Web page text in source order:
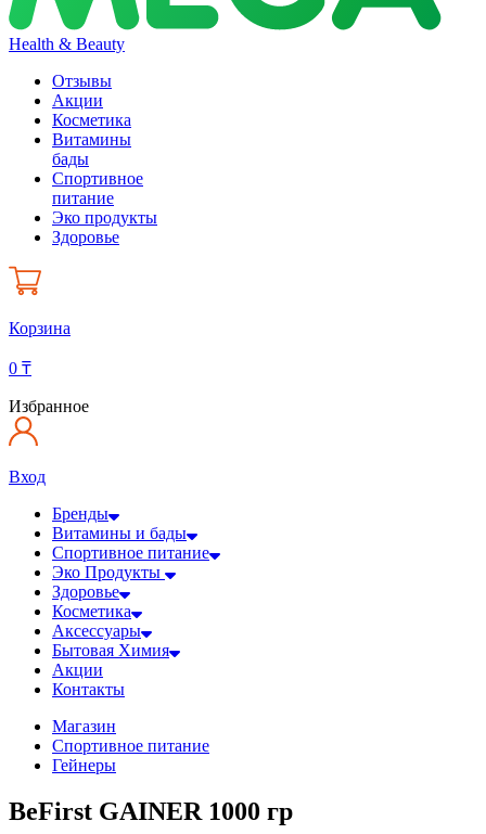
Health & Beauty
Отзывы
Акции
Косметика
Витамины
бады
Спортивное
питание
Эко продукты
Здоровье
Корзина
0 ₸
Избранное
Вход
Бренды
Витамины и бады
Спортивное питание
Эко Продукты
Здоровье
Косметика
Аксессуары
Бытовая Химия
Акции
Контакты
Магазин
Спортивное питание
Гейнеры
BeFirst GAINER 1000 гр